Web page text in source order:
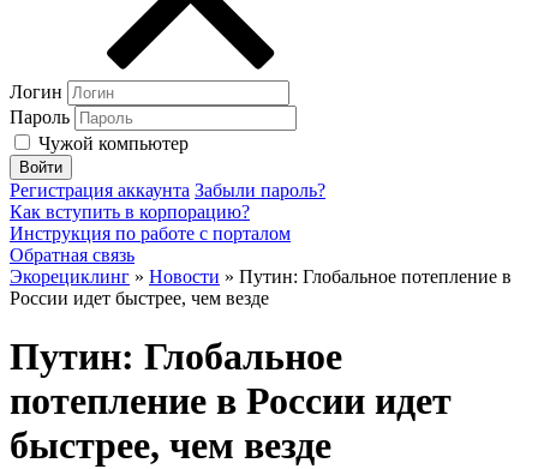
Логин
Пароль
Чужой компьютер
Войти
Регистрация аккаунта Забыли пароль?
Как вступить в корпорацию?
Инструкция по работе с порталом
Обратная связь
Экорециклинг » Новости » Путин: Глобальное потепление в
России идет быстрее, чем везде
Путин: Глобальное
потепление в России идет
быстрее, чем везде